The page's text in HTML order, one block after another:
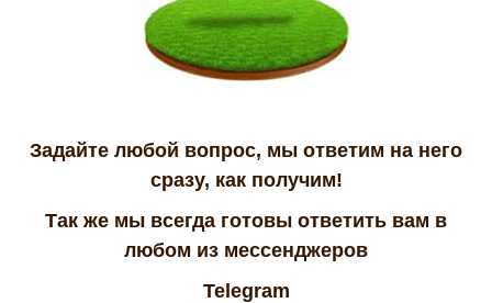
Задайте любой вопрос, мы ответим на него
сразу, как получим!
Так же мы всегда готовы ответить вам в
любом из мессенджеров
Telegram